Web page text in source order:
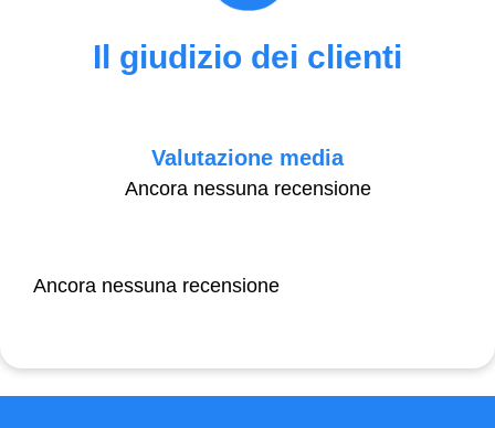
Il giudizio dei clienti
Valutazione media
Ancora nessuna recensione
Ancora nessuna recensione